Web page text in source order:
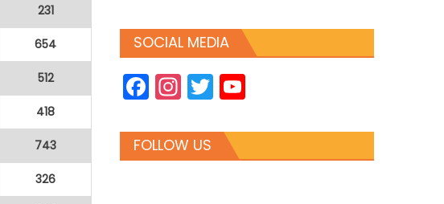
231
654
512
418
743
326
SOCIAL MEDIA
Facebook
Instagram
Twitter
FOLLOW US